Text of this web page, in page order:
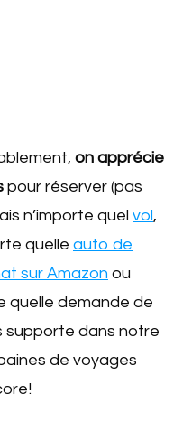
on apprécie
pour réserver (pas
n’importe quel vol,
quelle auto de
sur Amazon ou
quelle demande de
supporte dans notre
de voyages